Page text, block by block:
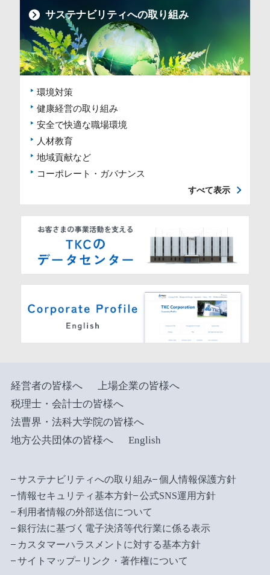
サステナビリティへの取り組み
環境対策
健康経営の取り組み
安全で快適な職場環境
人材教育
地域貢献など
コーポレート・ガバナンス
すべて表示
経営者の皆様へ
上場企業の皆様へ
税理士・会計士の皆様へ
法曹界・法科大学院の皆様へ
地方公共団体の皆様へ
English
サステナビリティへの取り組み
個人情報保護方針
情報セキュリティ基本方針
公式SNS運用方針
利用者情報の外部送信について
銀行法に基づく電子決済等代行業に係る表示
カスタマーハラスメントに対する基本方針
サイトマップ
リンク・著作権について